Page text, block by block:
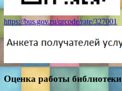
https://bus.gov.ru/qrcode/rate/327001
Оценка работы библиотеки